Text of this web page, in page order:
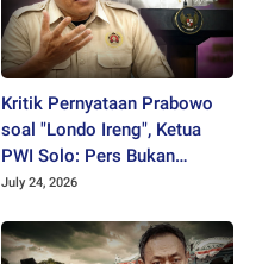
Kritik Pernyataan Prabowo
soal "Londo Ireng", Ketua
PWI Solo: Pers Bukan
Musuh Pemerintah
July 24, 2026